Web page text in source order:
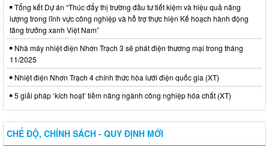
Tổng kết Dự án “Thúc đẩy thị trường đầu tư tiết kiệm và hiệu quả năng
lượng trong lĩnh vực công nghiệp và hỗ trợ thực hiện Kế hoạch hành động
tăng trưởng xanh Việt Nam”
Nhà máy nhiệt điện Nhơn Trạch 3 sẽ phát điện thương mại trong tháng
11/2025
Nhiệt điện Nhơn Trạch 4 chính thức hòa lưới điện quốc gia (XT)
5 giải pháp ‘kích hoạt’ tiềm năng ngành công nghiệp hóa chất (XT)
CHẾ ĐỘ, CHÍNH SÁCH - QUY ĐỊNH MỚI